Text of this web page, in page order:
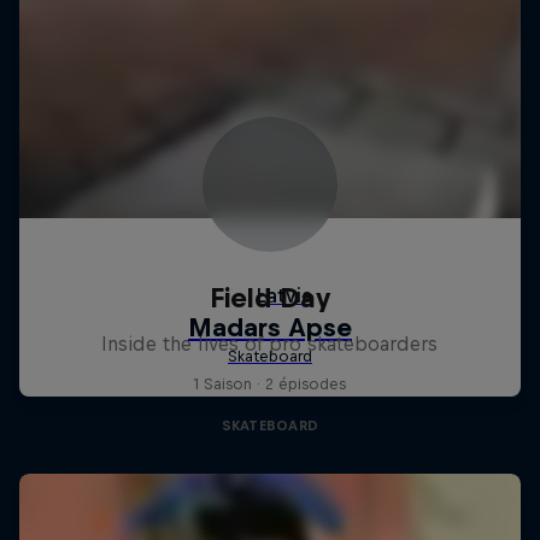
Field Day
Inside the lives of pro skateboarders
1 Saison · 2 épisodes
SKATEBOARD